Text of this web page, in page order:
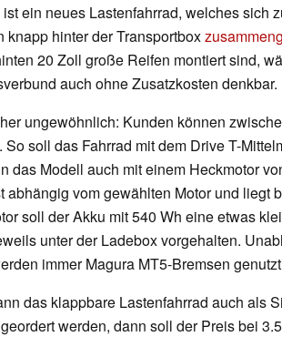
ist ein neues Lastenfahrrad, welches sich
knapp hinter der Transportbox
20 Zoll große Reifen montiert sind,
auch ohne Zusatzkosten denkbar.
ungewöhnlich: Kunden können
So soll das Fahrrad mit dem Drive T-
das Modell auch mit einem Heckmotor
abhängig vom gewählten Motor und liegt
soll der Akku mit 540 Wh eine etwas
unter der Ladebox vorgehalten.
immer Magura MT5-Bremsen
das klappbare Lastenfahrrad auch als
werden, dann soll der Preis bei